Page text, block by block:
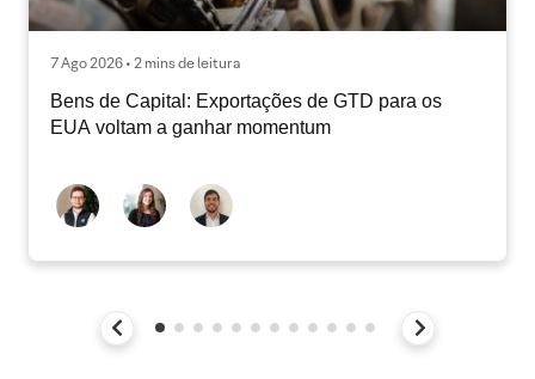
7 Ago 2026 • 2 mins de leitura
Bens de Capital: Exportações de GTD para os
EUA voltam a ganhar momentum